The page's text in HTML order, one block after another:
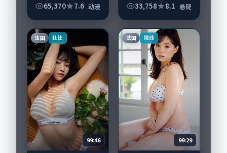
影，由贾樟柯执导，
亦参与重要戏份。故
事围绕当代都市中的...
65,370 7.6 动漫
的故事，悬疑类型元
长留白叙事，刘涛、
高圆圆的情感拿捏尤...
33,758 8.1 悬疑
法国 杜比
99:46
法国 院线
99:29